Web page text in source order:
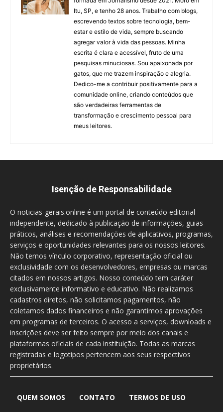
Itu, SP, e tenho 28 anos. Trabalho com blogs,
escrevendo textos sobre tecnologia, bem-
estar e estilo de vida, sempre buscando
agregar valor à vida das pessoas. Minha
escrita é clara e acessível, fruto de uma
pesquisas minuciosas. Sou apaixonada por
gatos, que me trazem inspiração e alegria.
Dedico-me a contribuir positivamente para a
comunidade online, criando conteúdos que
são verdadeiras ferramentas de
transformação e crescimento pessoal para
meus leitores.
Isenção de Responsabilidade
O noticias-gerais.online é um portal de conteúdo editorial
independente, dedicado à publicação de informações, guias
práticos, análises e recomendações de aplicativos, programas,
serviços e oportunidades relevantes para os nossos leitores.
Não temos vínculo corporativo, representação oficial ou
exclusividade com os desenvolvedores, empresas ou marcas
citados em nossos artigos. Nosso conteúdo tem caráter
exclusivamente informativo e educativo. Não realizamos
cadastros diretos, não solicitamos pagamentos, não
coletamos dados financeiros e não garantimos aprovações
em programas de terceiros. O acesso a serviços, downloads e
inscrições deve ser feito sempre por meio dos canais e
plataformas oficiais de cada instituição. Todas as marcas
registradas e logotipos pertencem aos seus respectivos
proprietários.
QUEM SOMOS CONTATO TERMOS DE USO